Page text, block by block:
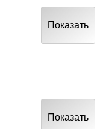
Показать
Показать